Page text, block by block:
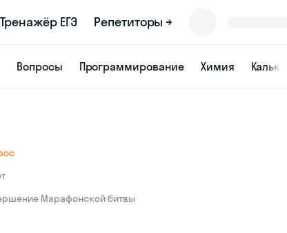
Тренажёр ЕГЭ Репетиторы →
Вопросы Программирование Химия
Марафонской битвы